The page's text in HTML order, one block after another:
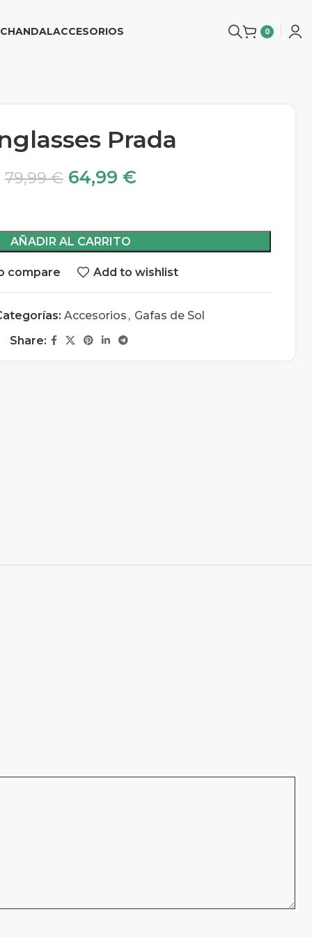
CHANDALACCESORIOS 0
Prada
79,99€ 64,99 €
AÑADIR AL CARRITO
compare Add to wishlist
Accesorios , Gafas de Sol
Share: